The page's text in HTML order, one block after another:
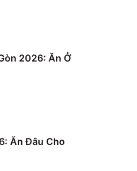
2026: Ăn Ở
Ăn Đâu Cho